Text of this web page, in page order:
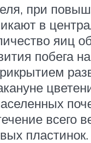
при
в
яиц
побега
всего